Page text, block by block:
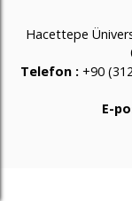
Hacettepe
Telefon : +90
E-